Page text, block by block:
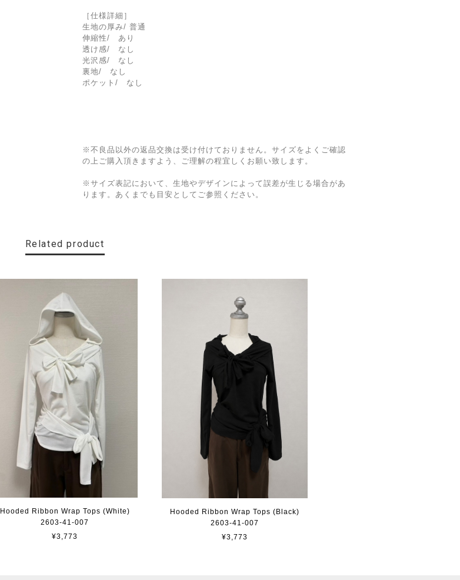
［仕様詳細］
生地の厚み/ 普通
伸縮性/ あり
透け感/ なし
光沢感/ なし
裏地/ なし
ポケット/ なし
※不良品以外の返品交換は受け付けておりません。サイズをよくご確認
の上ご購入頂きますよう、ご理解の程宜しくお願い致します。
※サイズ表記において、生地やデザインによって誤差が生じる場合があ
ります。あくまでも目安としてご参照ください。
Related product
Hooded Ribbon Wrap Tops (White)
2603-41-007
¥3,773
Hooded Ribbon Wrap Tops (Black)
2603-41-007
¥3,773